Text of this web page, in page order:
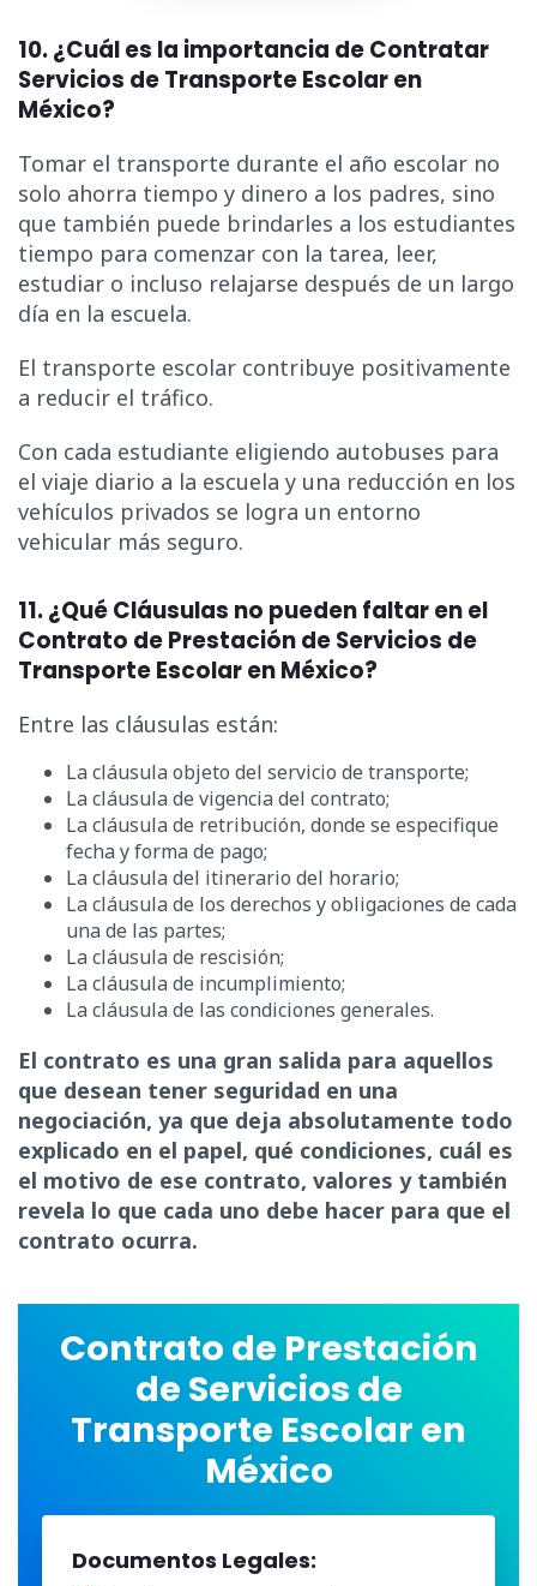
10. ¿Cuál es la importancia de Contratar
Servicios de Transporte Escolar en
México?
Tomar el transporte durante el año escolar no
solo ahorra tiempo y dinero a los padres, sino
que también puede brindarles a los estudiantes
tiempo para comenzar con la tarea, leer,
estudiar o incluso relajarse después de un largo
día en la escuela.
El transporte escolar contribuye positivamente
a reducir el tráfico.
Con cada estudiante eligiendo autobuses para
el viaje diario a la escuela y una reducción en los
vehículos privados se logra un entorno
vehicular más seguro.
11. ¿Qué Cláusulas no pueden faltar en el
Contrato de Prestación de Servicios de
Transporte Escolar en México?
Entre las cláusulas están:
La cláusula objeto del servicio de transporte;
La cláusula de vigencia del contrato;
La cláusula de retribución, donde se especifique
fecha y forma de pago;
La cláusula del itinerario del horario;
La cláusula de los derechos y obligaciones de cada
una de las partes;
La cláusula de rescisión;
La cláusula de incumplimiento;
La cláusula de las condiciones generales.
El contrato es una gran salida para aquellos
que desean tener seguridad en una
negociación, ya que deja absolutamente todo
explicado en el papel, qué condiciones, cuál es
el motivo de ese contrato, valores y también
revela lo que cada uno debe hacer para que el
contrato ocurra.
Contrato de Prestación
de Servicios de
Transporte Escolar en
México
Documentos Legales: